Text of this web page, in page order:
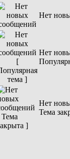
Нет
Нет
Нет
Тема